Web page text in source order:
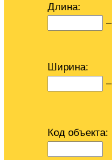
Длина:
–
Ширина:
–
Код объекта: